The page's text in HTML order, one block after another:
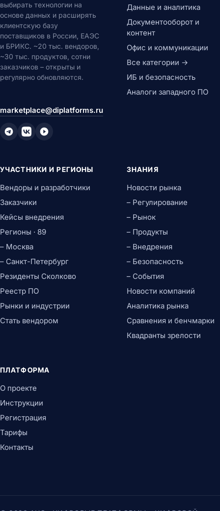
выбирать технологии на
основе данных и расширять
клиентскую базу
поставщиков в России, ЕАЭС
и БРИКС. ~20 тыс. вендоров,
~30 тыс. продуктов, сотни
заказчиков – открыты и
регулярно обновляются.
marketplace@diplatforms.ru
Данные и аналитика
Документооборот и
контент
Офис и коммуникации
Все категории →
ИБ и безопасность
Аналоги западного ПО
УЧАСТНИКИ И РЕГИОНЫ
Вендоры и разработчики
Заказчики
Кейсы внедрения
Регионы · 89
– Москва
– Санкт-Петербург
Резиденты Сколково
Реестр ПО
Рынки и индустрии
Стать вендором
ЗНАНИЯ
Новости рынка
– Регулирование
– Рынок
– Продукты
– Внедрения
– Безопасность
– События
Новости компаний
Аналитика рынка
Сравнения и бенчмарки
Квадранты зрелости
ПЛАТФОРМА
О проекте
Инструкции
Регистрация
Тарифы
Контакты